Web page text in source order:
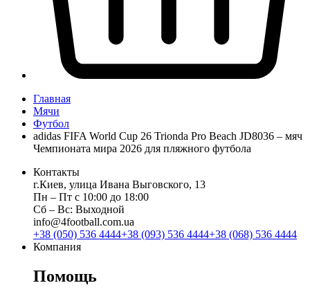
Главная
Мячи
Футбол
adidas FIFA World Cup 26 Trionda Pro Beach JD8036 – мяч
Чемпионата мира 2026 для пляжного футбола
Контакты
г.Киев, улица Ивана Выговского, 13
Пн ‒ Пт с 10:00 до 18:00
Сб ‒ Вс: Выходной
info@4football.com.ua
+38 (050) 536 4444+38 (093) 536 4444+38 (068) 536 4444
Компания
Помощь